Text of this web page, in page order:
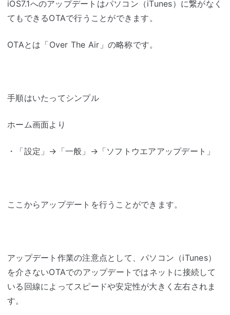
iOS7.1へのアップデートはパソコン（iTunes）に繋がなく
てもできるOTAで行うことができます。
OTAとは「Over The Air」の略称です。
手順はいたってシンプル
ホーム画面より
・「設定」→「一般」→「ソフトウエアアップデート」
ここからアップデートを行うことができます。
アップデート作業の注意点として、パソコン（iTunes）
を介さないOTAでのアップデートではネットに接続して
いる回線によってスピードや安定性が大きく左右されま
す。